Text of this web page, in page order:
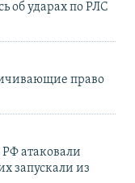
об ударах по РЛС
право
атаковали
запускали из